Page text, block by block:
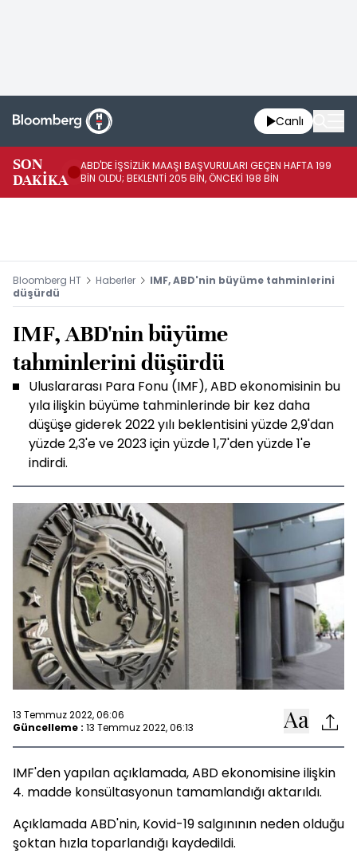
Canlı
SON
DAKİKA
ABD'DE İŞSİZLİK MAAŞI BAŞVURULARI GEÇEN HAFTA 199
BİN OLDU; BEKLENTİ 205 BİN, ÖNCEKİ 198 BİN
Bloomberg HT Haberler
IMF, ABD'nin büyüme tahminlerini
düşürdü
IMF, ABD'nin büyüme
tahminlerini düşürdü
Uluslararası Para Fonu (IMF), ABD ekonomisinin bu
yıla ilişkin büyüme tahminlerinde bir kez daha
düşüşe giderek 2022 yılı beklentisini yüzde 2,9'dan
yüzde 2,3'e ve 2023 için yüzde 1,7'den yüzde 1'e
indirdi.
13 Temmuz 2022, 06:06
Güncelleme : 13 Temmuz 2022, 06:13
IMF'den yapılan açıklamada, ABD ekonomisine ilişkin
4. madde konsültasyonun tamamlandığı aktarıldı.
Açıklamada ABD'nin, Kovid-19 salgınının neden olduğu
şoktan hızla toparlandığı kaydedildi.